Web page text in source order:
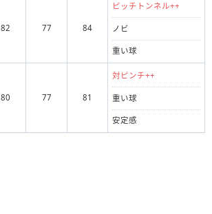
82 77 84
ピッチトンネル++
ノビ
重い球
80 77 81
対ピンチ++
重い球
安定感